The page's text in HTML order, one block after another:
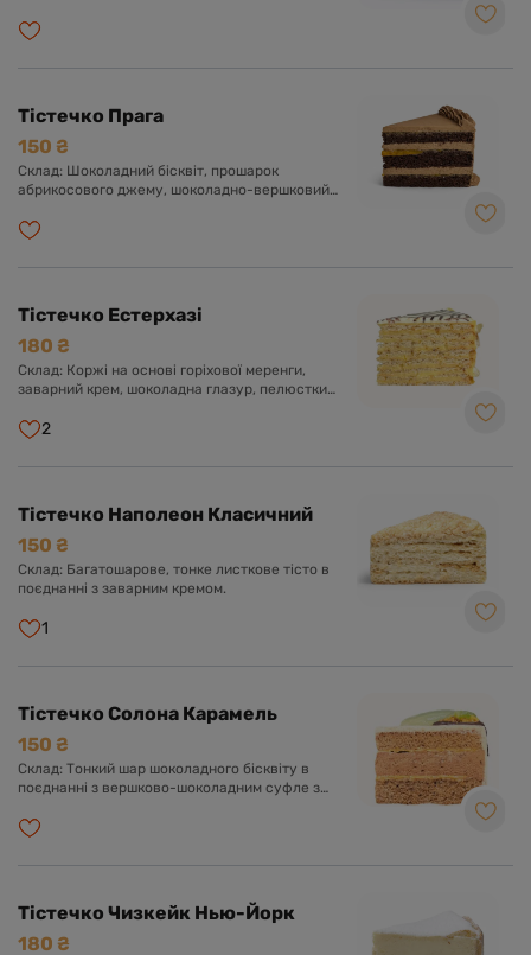
шоколадом і фундуком.
Тістечко Прага
150 ₴
Склад: Шоколадний бісквіт, прошарок
абрикосового джему, шоколадно-вершковий
Тістечко Естерхазі
180 ₴
Склад: Коржі на основі горіхової меренги,
заварний крем, шоколадна глазур, пелюстки
2
Тістечко Наполеон Класичний
150 ₴
Склад: Багатошарове, тонке листкове тісто в
поєднанні з заварним кремом.
1
Тістечко Солона Карамель
150 ₴
Склад: Тонкий шар шоколадного бісквіту в
поєднанні з вершково-шоколадним суфле з
карамелізованого фундука.
Тістечко Чизкейк Нью-Йорк
180 ₴